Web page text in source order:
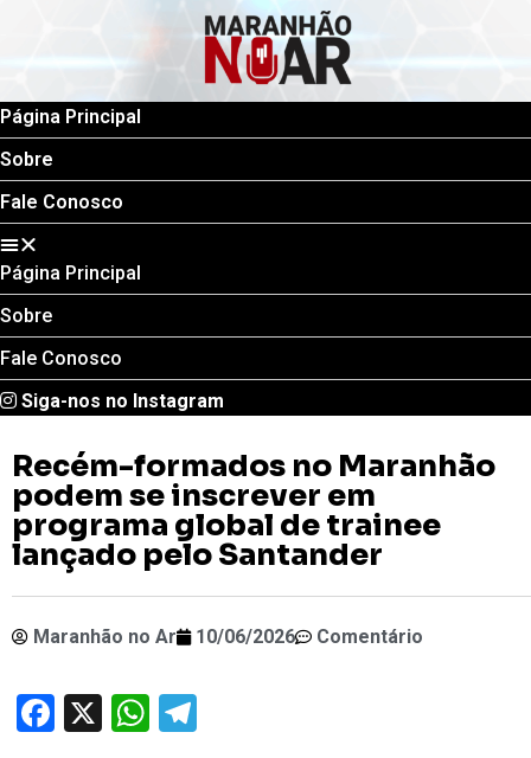
Página Principal
Sobre
Fale Conosco
Página Principal
Sobre
Fale Conosco
Siga-nos no Instagram
Recém-formados no Maranhão
podem se inscrever em
programa global de trainee
lançado pelo Santander
Maranhão no Ar 10/06/2026 Comentário
Facebook
X WhatsApp